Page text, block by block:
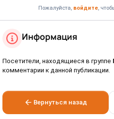
Пожалуйста, войдите,
Информация
Посетители, находящиеся в группе
комментарии к данной публикации.
Вернуться назад